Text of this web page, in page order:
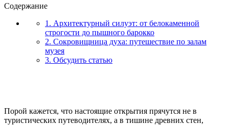
Содержание
1. Архитектурный силуэт: от белокаменной
строгости до пышного барокко
2. Сокровищница духа: путешествие по залам
музея
3. Обсудить статью
Порой кажется, что настоящие открытия прячутся не в
туристических путеводителях, а в тишине древних стен,